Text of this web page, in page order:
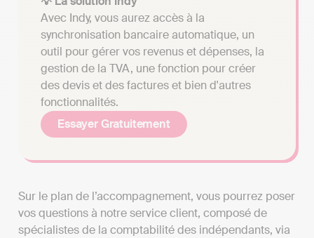
Avec Indy, vous aurez accès à la
synchronisation bancaire automatique, un
outil pour gérer vos revenus et dépenses, la
gestion de la TVA, une fonction pour créer
des devis et des factures et bien d'autres
fonctionnalités.
Essayer Gratuitement
Sur le plan de l’accompagnement, vous pourrez poser
vos questions à notre service client, composé de
spécialistes de la comptabilité des indépendants, via